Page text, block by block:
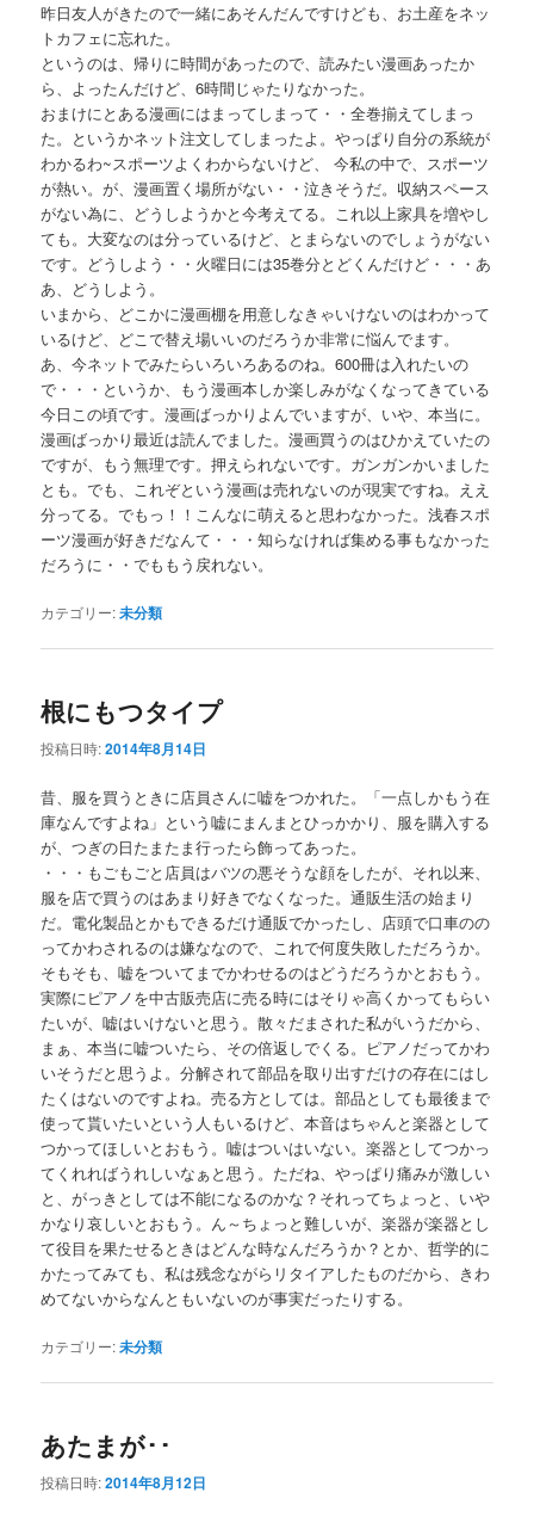
昨日友人がきたので一緒にあそんだんですけども、お土産をネッ
トカフェに忘れた。
というのは、帰りに時間があったので、読みたい漫画あったか
ら、よったんだけど、6時間じゃたりなかった。
おまけにとある漫画にはまってしまって・・全巻揃えてしまっ
た。というかネット注文してしまったよ。やっぱり自分の系統が
わかるわ~スポーツよくわからないけど、 今私の中で、スポーツ
が熱い。が、漫画置く場所がない・・泣きそうだ。収納スペース
がない為に、どうしようかと今考えてる。これ以上家具を増やし
ても。大変なのは分っているけど、とまらないのでしょうがない
です。どうしよう・・火曜日には35巻分とどくんだけど・・・あ
あ、どうしよう。
いまから、どこかに漫画棚を用意しなきゃいけないのはわかって
いるけど、どこで替え場いいのだろうか非常に悩んでます。
あ、今ネットでみたらいろいろあるのね。600冊は入れたいの
で・・・というか、もう漫画本しか楽しみがなくなってきている
今日この頃です。漫画ばっかりよんでいますが、いや、本当に。
漫画ばっかり最近は読んでました。漫画買うのはひかえていたの
ですが、もう無理です。押えられないです。ガンガンかいました
とも。でも、これぞという漫画は売れないのが現実ですね。ええ
分ってる。でもっ！！こんなに萌えると思わなかった。浅春スポ
ーツ漫画が好きだなんて・・・知らなければ集める事もなかった
だろうに・・でももう戻れない。
カテゴリー:未分類
根にもつタイプ
投稿日時:2014年8月14日
昔、服を買うときに店員さんに嘘をつかれた。「一点しかもう在
庫なんですよね」という嘘にまんまとひっかかり、服を購入する
が、つぎの日たまたま行ったら飾ってあった。
・・・もごもごと店員はバツの悪そうな顔をしたが、それ以来、
服を店で買うのはあまり好きでなくなった。通販生活の始まり
だ。電化製品とかもできるだけ通販でかったし、店頭で口車のの
ってかわされるのは嫌ななので、これで何度失敗しただろうか。
そもそも、嘘をついてまでかわせるのはどうだろうかとおもう。
実際にピアノを中古販売店に売る時にはそりゃ高くかってもらい
たいが、嘘はいけないと思う。散々だまされた私がいうだから、
まぁ、本当に嘘ついたら、その倍返しでくる。ピアノだってかわ
いそうだと思うよ。分解されて部品を取り出すだけの存在にはし
たくはないのですよね。売る方としては。部品としても最後まで
使って貰いたいという人もいるけど、本音はちゃんと楽器として
つかってほしいとおもう。嘘はついはいない。楽器としてつかっ
てくれればうれしいなぁと思う。ただね、やっぱり痛みが激しい
と、がっきとしては不能になるのかな？それってちょっと、いや
かなり哀しいとおもう。ん～ちょっと難しいが、楽器が楽器とし
て役目を果たせるときはどんな時なんだろうか？とか、哲学的に
かたってみても、私は残念ながらリタイアしたものだから、きわ
めてないからなんともいないのが事実だったりする。
カテゴリー:未分類
あたまが･･
投稿日時:2014年8月12日